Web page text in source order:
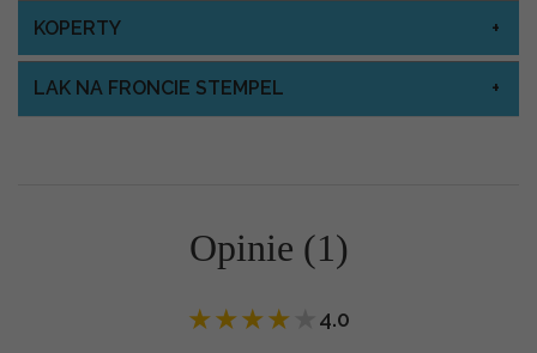
KOPERTY
LAK NA FRONCIE STEMPEL
Opinie (1)
★★★★ 4.0